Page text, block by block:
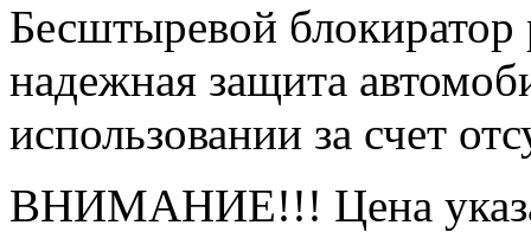
Бесштыревой блокиратор
надежная защита
использовании за счет
ВНИМАНИЕ!!! Цена